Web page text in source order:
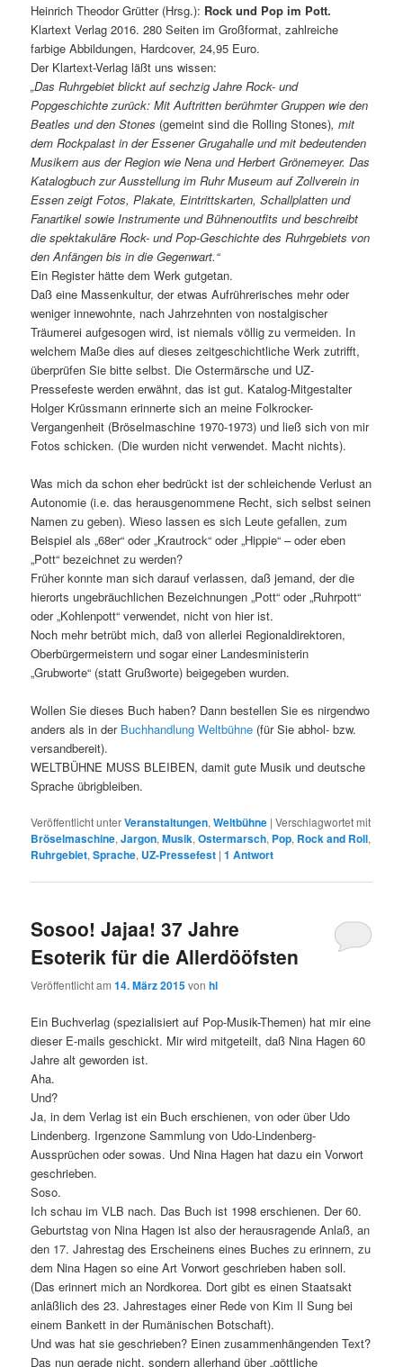
Heinrich Theodor Grütter (Hrsg.): Rock und Pop im Pott.
Klartext Verlag 2016. 280 Seiten im Großformat, zahlreiche
farbige Abbildungen, Hardcover, 24,95 Euro.
Der Klartext-Verlag läßt uns wissen:
„Das Ruhrgebiet blickt auf sechzig Jahre Rock- und
Popgeschichte zurück: Mit Auftritten berühmter Gruppen wie den
Beatles und den Stones (gemeint sind die Rolling Stones), mit
dem Rockpalast in der Essener Grugahalle und mit bedeutenden
Musikern aus der Region wie Nena und Herbert Grönemeyer. Das
Katalogbuch zur Ausstellung im Ruhr Museum auf Zollverein in
Essen zeigt Fotos, Plakate, Eintrittskarten, Schallplatten und
Fanartikel sowie Instrumente und Bühnenoutfits und beschreibt
die spektakuläre Rock- und Pop-Geschichte des Ruhrgebiets von
den Anfängen bis in die Gegenwart.“
Ein Register hätte dem Werk gutgetan.
Daß eine Massenkultur, der etwas Aufrührerisches mehr oder
weniger innewohnte, nach Jahrzehnten von nostalgischer
Träumerei aufgesogen wird, ist niemals völlig zu vermeiden. In
welchem Maße dies auf dieses zeitgeschichtliche Werk zutrifft,
überprüfen Sie bitte selbst. Die Ostermärsche und UZ-
Pressefeste werden erwähnt, das ist gut. Katalog-Mitgestalter
Holger Krüssmann erinnerte sich an meine Folkrocker-
Vergangenheit (Bröselmaschine 1970-1973) und ließ sich von mir
Fotos schicken. (Die wurden nicht verwendet. Macht nichts).
Was mich da schon eher bedrückt ist der schleichende Verlust an
Autonomie (i.e. das herausgenommene Recht, sich selbst seinen
Namen zu geben). Wieso lassen es sich Leute gefallen, zum
Beispiel als „68er“ oder „Krautrock“ oder „Hippie“ – oder eben
„Pott“ bezeichnet zu werden?
Früher konnte man sich darauf verlassen, daß jemand, der die
hierorts ungebräuchlichen Bezeichnungen „Pott“ oder „Ruhrpott“
oder „Kohlenpott“ verwendet, nicht von hier ist.
Noch mehr betrübt mich, daß von allerlei Regionaldirektoren,
Oberbürgermeistern und sogar einer Landesministerin
„Grubworte“ (statt Grußworte) beigegeben wurden.
Wollen Sie dieses Buch haben? Dann bestellen Sie es nirgendwo
anders als in der Buchhandlung Weltbühne (für Sie abhol- bzw.
versandbereit).
WELTBÜHNE MUSS BLEIBEN, damit gute Musik und deutsche
Sprache übrigbleiben.
Veröffentlicht unterVeranstaltungen,Weltbühne |Verschlagwortet mit
Bröselmaschine,Jargon,Musik,Ostermarsch, Pop, Rock and Roll,
Ruhrgebiet,Sprache, UZ-Pressefest |1 Antwort
Sosoo! Jajaa! 37 Jahre
Esoterik für die Allerdööfsten
Veröffentlicht am14. März 2015vonhl
Ein Buchverlag (spezialisiert auf Pop-Musik-Themen) hat mir eine
dieser E-mails geschickt. Mir wird mitgeteilt, daß Nina Hagen 60
Jahre alt geworden ist.
Aha.
Und?
Ja, in dem Verlag ist ein Buch erschienen, von oder über Udo
Lindenberg. Irgenzone Sammlung von Udo-Lindenberg-
Aussprüchen oder sowas. Und Nina Hagen hat dazu ein Vorwort
geschrieben.
Soso.
Ich schau im VLB nach. Das Buch ist 1998 erschienen. Der 60.
Geburtstag von Nina Hagen ist also der herausragende Anlaß, an
den 17. Jahrestag des Erscheinens eines Buches zu erinnern, zu
dem Nina Hagen so eine Art Vorwort geschrieben haben soll.
(Das erinnert mich an Nordkorea. Dort gibt es einen Staatsakt
anläßlich des 23. Jahrestages einer Rede von Kim Il Sung bei
einem Bankett in der Rumänischen Botschaft).
Und was hat sie geschrieben? Einen zusammenhängenden Text?
Das nun gerade nicht, sondern allerhand über „göttliche